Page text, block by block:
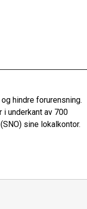
hindre forurensning.
underkant av 700
sine lokalkontor.